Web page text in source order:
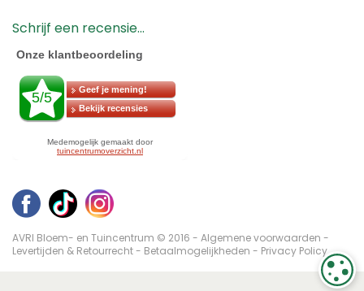
Schrijf een recensie...
AVRI Bloem- en Tuincentrum © 2016 - Algemene voorwaarden -
Levertijden & Retourrecht- Betaalmogelijkheden - Privacy Policy